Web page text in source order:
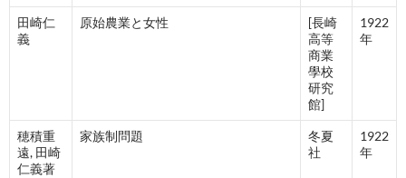
田崎仁
義
原始農業と女性
[長崎
高等
商業
學校
研究
館]
1922
年
穂積重
遠, 田崎
仁義著
家族制問題
冬夏
社
1922
年